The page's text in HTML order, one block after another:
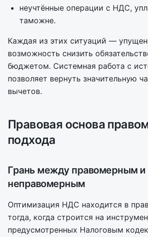
неучтённые операции с НДС,
таможне.
Каждая из этих ситуаций —
возможность снизить
бюджетом. Системная работа с
позволяет вернуть значительную
вычетов.
Правовая основа
подхода
Грань между правомерным и
неправомерным
Оптимизация НДС находится в
тогда, когда строится на
предусмотренных Налоговым